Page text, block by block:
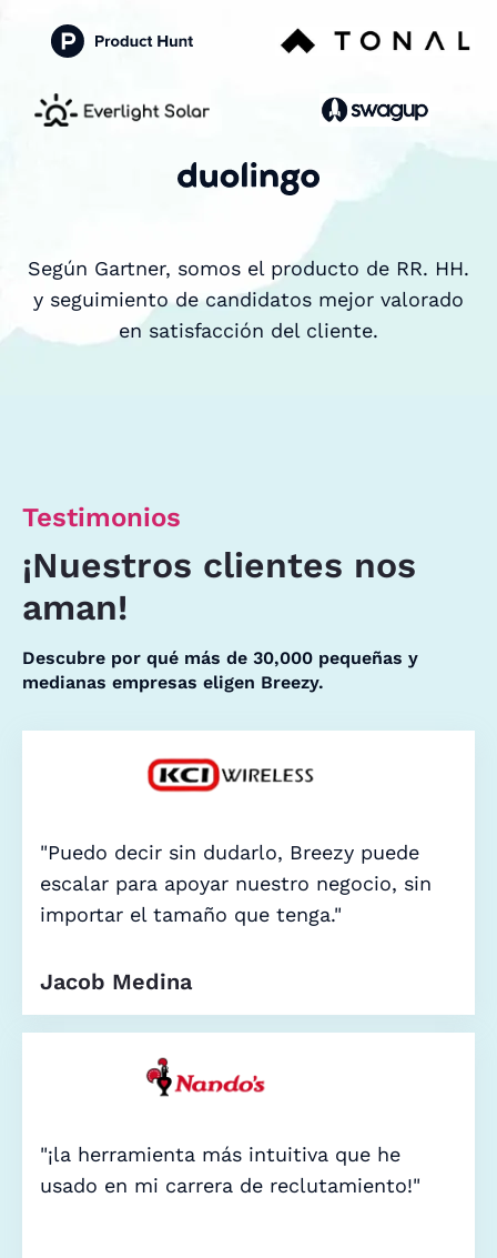
Según Gartner, somos el producto de RR. HH.
y seguimiento de candidatos mejor valorado
en satisfacción del cliente.
Testimonios
¡Nuestros clientes nos
aman!
Descubre por qué más de 30,000 pequeñas y
medianas empresas eligen Breezy.
"Puedo decir sin dudarlo, Breezy puede
escalar para apoyar nuestro negocio, sin
importar el tamaño que tenga."
Jacob Medina
"¡la herramienta más intuitiva que he
usado en mi carrera de reclutamiento!"